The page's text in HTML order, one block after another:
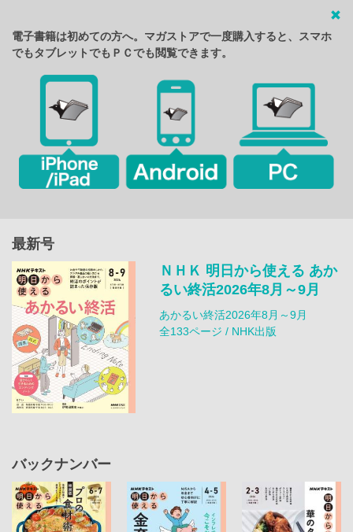
電子書籍は初めての方へ。マガストアで一度購入すると、スマホ
でもタブレットでもＰＣでも閲覧できます。
最新号
ＮＨＫ 明日から使える あか
るい終活2026年8月～9月
あかるい終活2026年8月～9月
全133ページ / NHK出版
バックナンバー